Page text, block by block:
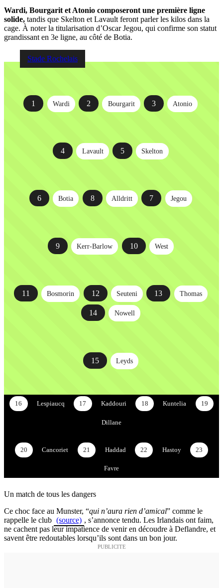
Wardi, Bourgarit et Atonio composeront une première ligne
solide, tandis que Skelton et Lavault feront parler les kilos dans la
cage. À noter la titularisation d’Oscar Jegou, qui confirme son statut
grandissant en 3e ligne, au côté de Botia.
Stade Rochelais
1 Wardi 2 Bourgarit 3 Atonio
4 Lavault 5 Skelton
6 Botia 8 Alldritt 7 Jegou
9 Kerr-Barlow 10 West
11 Bosmorin 12 Seuteni 13 Thomas
14 Nowell
15 Leyds
16 Lespiaucq 17 Kaddouri 18 Kuntelia 19
Dillane
20 Cancoriet 21 Haddad 22 Hastoy 23
Favre
Un match de tous les dangers
Ce choc face au Munster, “qui n’aura rien d’amical” comme le
rappelle le club (source) , s’annonce tendu. Les Irlandais ont faim,
ne cachent pas leur impatience de venir en découdre à Deflandre, et
savent être redoutables lorsqu’ils sont dans un bon jour.